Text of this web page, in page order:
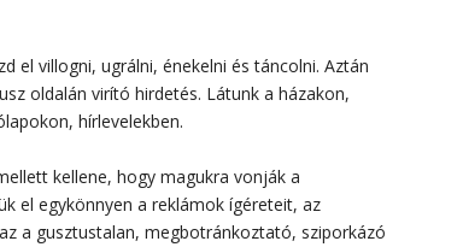
el villogni, ugrálni, énekelni és táncolni. Aztán
oldalán virító hirdetés. Látunk a házakon,
hírlevelekben.
kellene, hogy magukra vonják a
el egykönnyen a reklámok ígéreteit, az
a gusztustalan, megbotránkoztató, sziporkázó